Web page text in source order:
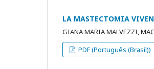
LA MASTECTOMIA
GIANA MARIA MALVEZZI,
PDF (Português (Brasil))